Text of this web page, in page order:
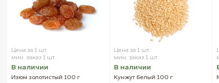
Цена за 1 шт.
мин. заказ 1 шт.
В наличии
Изюм золотистый 100 г
Цена за 1 шт.
мин. заказ 1 шт.
В наличии
Кунжут белый 100 г